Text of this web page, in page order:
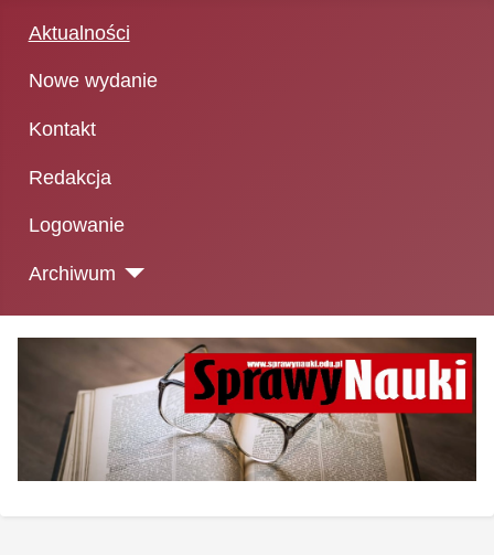
Aktualności
Nowe wydanie
Kontakt
Redakcja
Logowanie
Archiwum